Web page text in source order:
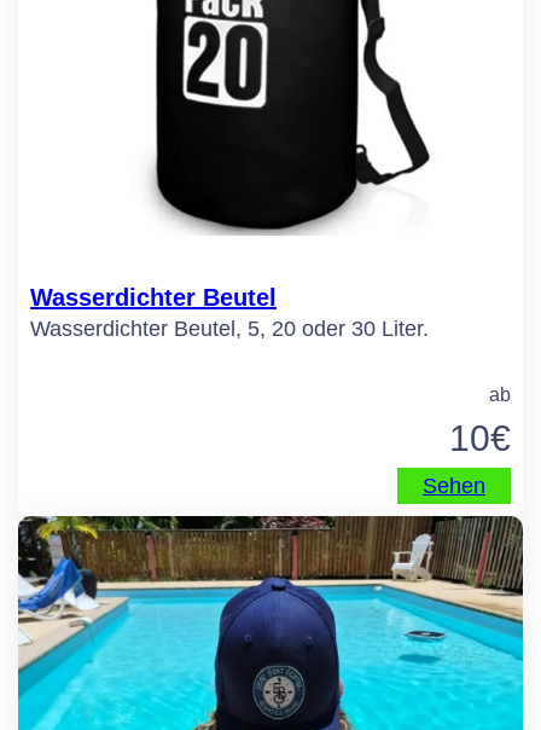
Wasserdichter Beutel
Wasserdichter Beutel, 5, 20 oder 30 Liter.
ab
10€
Sehen